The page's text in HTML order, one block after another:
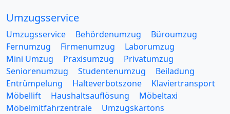
Umzugsservice
Umzugsservice Behördenumzug
Büroumzug
Fernumzug
Firmenumzug
Laborumzug
Mini Umzug
Praxisumzug
Privatumzug
Seniorenumzug
Studentenumzug
Beiladung
Entrümpelung
Halteverbotszone
Klaviertransport
Möbellift
Haushaltsauflösung
Möbeltaxi
Möbelmitfahrzentrale
Umzugskartons